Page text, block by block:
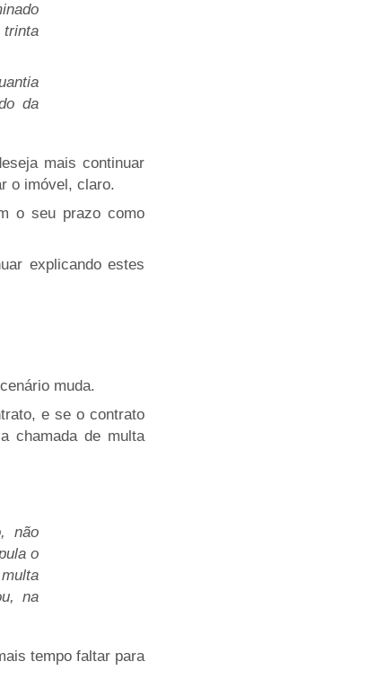
trinta
da
mais continuar
o imóvel, claro.
o seu prazo como
explicando estes
muda.
e se o contrato
chamada de multa
não
o
na
tempo faltar para